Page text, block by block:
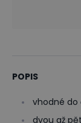
POPIS
vhodné do
dvou až